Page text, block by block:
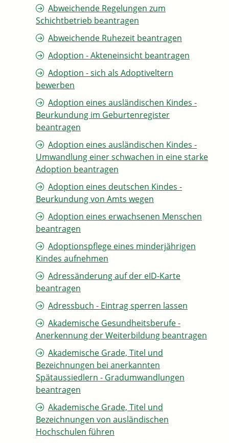
Abweichende Regelungen zum
Schichtbetrieb beantragen
Abweichende Ruhezeit beantragen
Adoption - Akteneinsicht beantragen
Adoption - sich als Adoptiveltern
bewerben
Adoption eines ausländischen Kindes -
Beurkundung im Geburtenregister
beantragen
Adoption eines ausländischen Kindes -
Umwandlung einer schwachen in eine starke
Adoption beantragen
Adoption eines deutschen Kindes -
Beurkundung von Amts wegen
Adoption eines erwachsenen Menschen
beantragen
Adoptionspflege eines minderjährigen
Kindes aufnehmen
Adressänderung auf der eID-Karte
beantragen
Adressbuch - Eintrag sperren lassen
Akademische Gesundheitsberufe -
Anerkennung der Weiterbildung beantragen
Akademische Grade, Titel und
Bezeichnungen bei anerkannten
Spätaussiedlern - Gradumwandlungen
beantragen
Akademische Grade, Titel und
Bezeichnungen von ausländischen
Hochschulen führen